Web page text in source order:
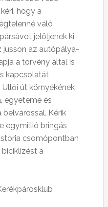
hogy a
váló
jelöljenek ki,
jusson az autópálya-
a törvény által is
kapcsolatát
Üllői út környékének
egyeteme és
Kérik
egymillió bringás
csomópontban
a